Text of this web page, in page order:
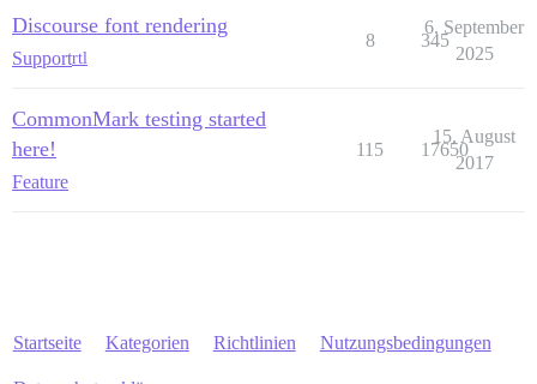
Discourse font rendering
Supportrtl
8 345
6. September
2025
CommonMark testing started
here!
Feature
115 17650
15. August
2017
Startseite Kategorien Richtlinien Nutzungsbedingungen